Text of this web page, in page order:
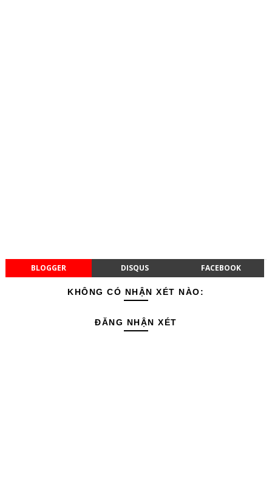
BLOGGER DISQUS FACEBOOK
KHÔNG CÓ NHẬN XÉT NÀO:
ĐĂNG NHẬN XÉT